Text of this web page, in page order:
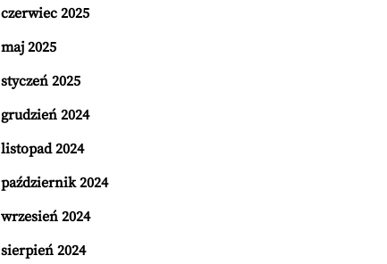
czerwiec 2025
maj 2025
styczeń 2025
grudzień 2024
listopad 2024
październik 2024
wrzesień 2024
sierpień 2024